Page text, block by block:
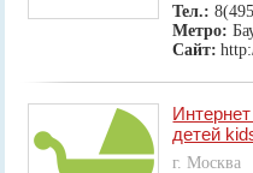
Тел.:
Метро:
Сайт:
детей
г. Москва